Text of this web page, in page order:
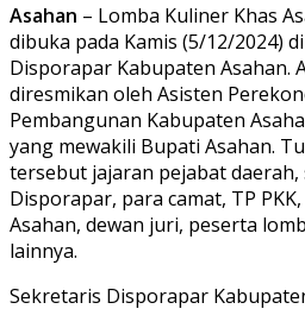
Asahan – Lomba Kuliner Khas
dibuka pada Kamis (5/12/2024)
Disporapar Kabupaten Asahan.
diresmikan oleh Asisten
Pembangunan Kabupaten
yang mewakili Bupati Asahan.
tersebut jajaran pejabat daerah,
Disporapar, para camat, TP
Asahan, dewan juri, peserta
lainnya.
Sekretaris Disporapar